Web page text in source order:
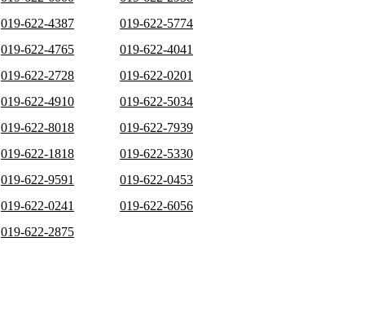
019-622-4387
019-622-5774
019-622-4765
019-622-4041
019-622-2728
019-622-0201
019-622-4910
019-622-5034
019-622-8018
019-622-7939
019-622-1818
019-622-5330
019-622-9591
019-622-0453
019-622-0241
019-622-6056
019-622-2875